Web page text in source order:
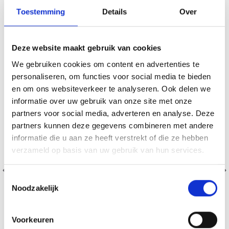
Toestemming Details Over
Deze website maakt gebruik van cookies
We gebruiken cookies om content en advertenties te
personaliseren, om functies voor social media te bieden
en om ons websiteverkeer te analyseren. Ook delen we
informatie over uw gebruik van onze site met onze
partners voor social media, adverteren en analyse. Deze
partners kunnen deze gegevens combineren met andere
informatie die u aan ze heeft verstrekt of die ze hebben
verzameld op basis van uw gebruik van hun services.
Noodzakelijk
Voorkeuren